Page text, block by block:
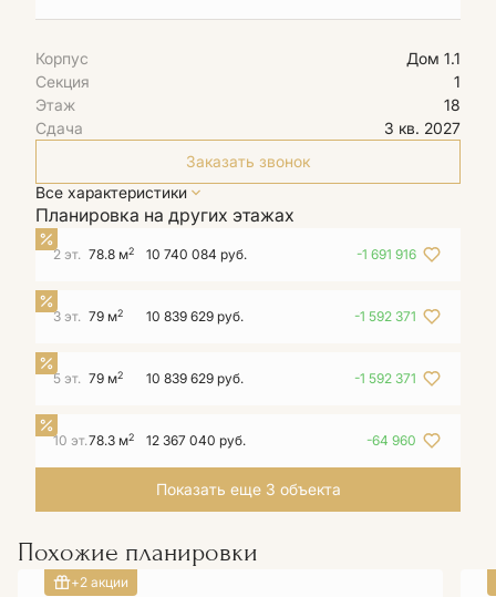
Корпус
Дом 1.1
Секция
1
Этаж
18
Сдача
3 кв. 2027
Заказать звонок
Все характеристики
Планировка на других этажах
2 эт. 78.8 м2 10 740 084 руб. -1 691 916
3 эт. 79 м2 10 839 629 руб. -1 592 371
5 эт. 79 м2 10 839 629 руб. -1 592 371
10 эт.78.3 м2 12 367 040 руб. -64 960
Показать еще 3 объектa
Похожие планировки
+2 акции